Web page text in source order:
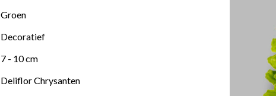
Groen
Decoratief
7 - 10 cm
Deliflor Chrysanten